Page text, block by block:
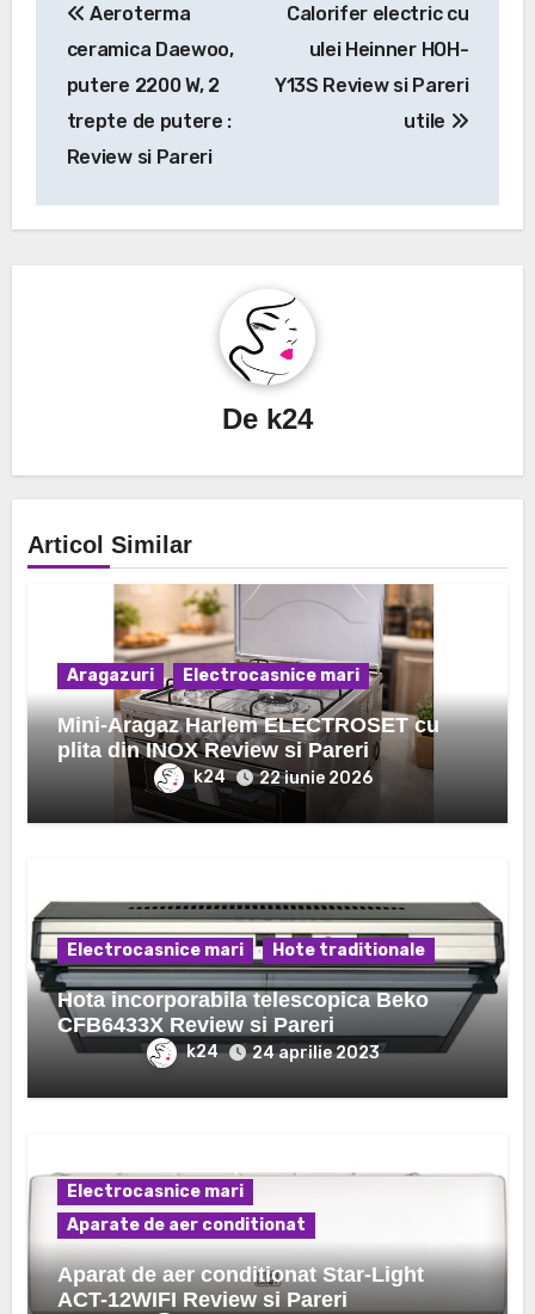
în
articole
Aeroterma
ceramica Daewoo,
putere 2200 W, 2
trepte de putere :
Review si Pareri
Calorifer electric cu
ulei Heinner HOH-
Y13S Review si Pareri
utile
De k24
Articol Similar
Aragazuri Electrocasnice mari
Mini-Aragaz Harlem ELECTROSET cu
plita din INOX Review si Pareri
k24 22 iunie 2026
Electrocasnice mari Hote traditionale
Hota incorporabila telescopica Beko
CFB6433X Review si Pareri
k24 24 aprilie 2023
Electrocasnice mari
Aparate de aer conditionat
Aparat de aer conditionat Star-Light
ACT-12WIFI Review si Pareri